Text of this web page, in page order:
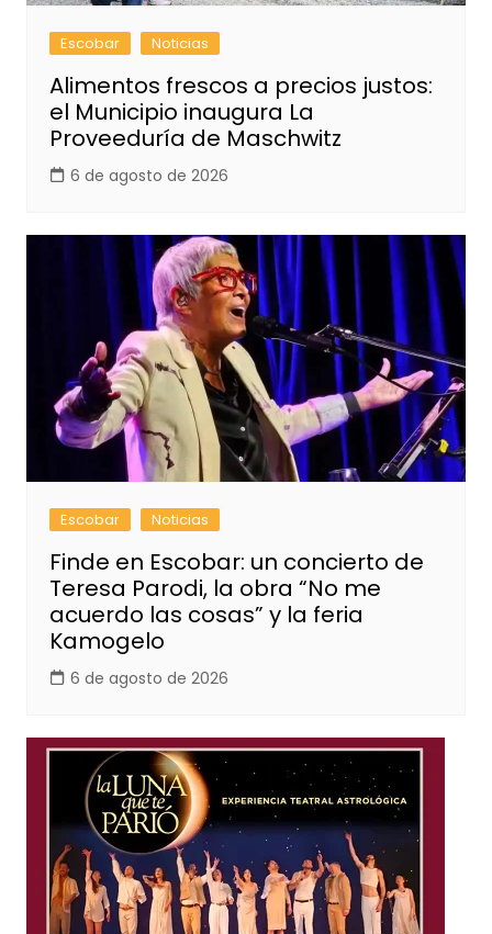
Escobar Noticias
Alimentos frescos a precios justos:
el Municipio inaugura La
Proveeduría de Maschwitz
6 de agosto de 2026
Escobar Noticias
Finde en Escobar: un concierto de
Teresa Parodi, la obra “No me
acuerdo las cosas” y la feria
Kamogelo
6 de agosto de 2026